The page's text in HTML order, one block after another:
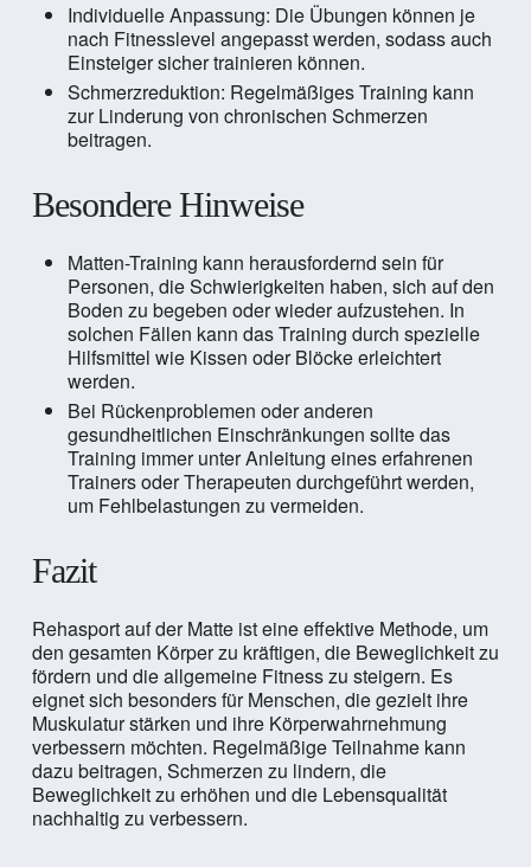
Individuelle Anpassung: Die Übungen können je
nach Fitnesslevel angepasst werden, sodass auch
Einsteiger sicher trainieren können.
Schmerzreduktion: Regelmäßiges Training kann
zur Linderung von chronischen Schmerzen
beitragen.
Besondere Hinweise
Matten-Training kann herausfordernd sein für
Personen, die Schwierigkeiten haben, sich auf den
Boden zu begeben oder wieder aufzustehen. In
solchen Fällen kann das Training durch spezielle
Hilfsmittel wie Kissen oder Blöcke erleichtert
werden.
Bei Rückenproblemen oder anderen
gesundheitlichen Einschränkungen sollte das
Training immer unter Anleitung eines erfahrenen
Trainers oder Therapeuten durchgeführt werden,
um Fehlbelastungen zu vermeiden.
Fazit
Rehasport auf der Matte ist eine effektive Methode, um
den gesamten Körper zu kräftigen, die Beweglichkeit zu
fördern und die allgemeine Fitness zu steigern. Es
eignet sich besonders für Menschen, die gezielt ihre
Muskulatur stärken und ihre Körperwahrnehmung
verbessern möchten. Regelmäßige Teilnahme kann
dazu beitragen, Schmerzen zu lindern, die
Beweglichkeit zu erhöhen und die Lebensqualität
nachhaltig zu verbessern.